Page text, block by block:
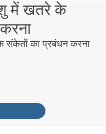
में खतरे के
संकेतों का प्रबंधन करना